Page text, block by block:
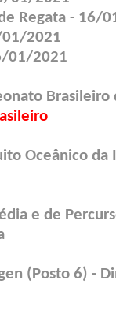
Regata - 16/
01/2021
01/2021
Brasileiro
Oceânico da
e de
(Posto 6) -